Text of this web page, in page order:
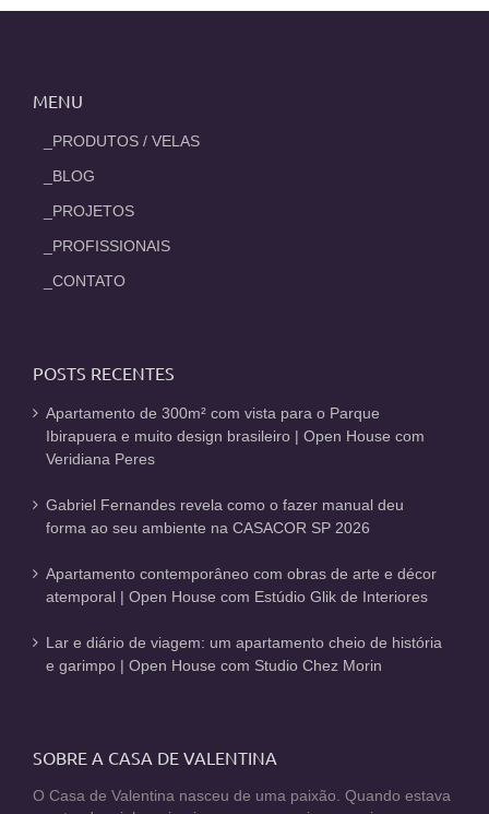
MENU
_PRODUTOS / VELAS
_BLOG
_PROJETOS
_PROFISSIONAIS
_CONTATO
POSTS RECENTES
Apartamento de 300m² com vista para o Parque
Ibirapuera e muito design brasileiro | Open House com
Veridiana Peres
Gabriel Fernandes revela como o fazer manual deu
forma ao seu ambiente na CASACOR SP 2026
Apartamento contemporâneo com obras de arte e décor
atemporal | Open House com Estúdio Glik de Interiores
Lar e diário de viagem: um apartamento cheio de história
e garimpo | Open House com Studio Chez Morin
SOBRE A CASA DE VALENTINA
O Casa de Valentina nasceu de uma paixão. Quando estava